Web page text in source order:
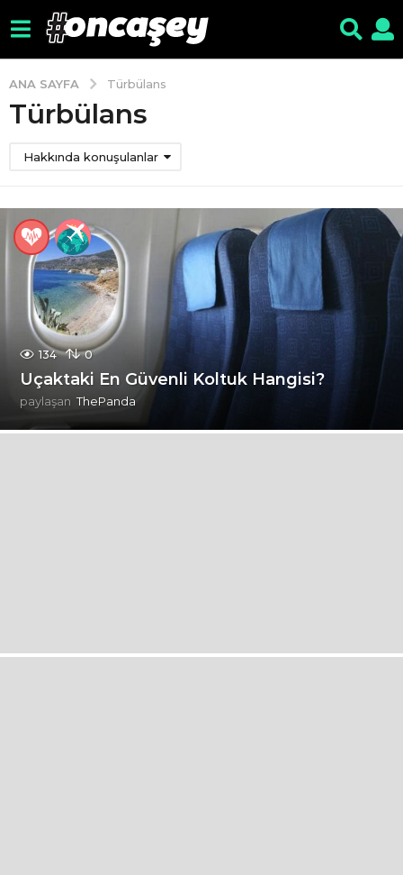
ANA SAYFA Türbülans
Türbülans
Hakkında konuşulanlar
134 0
Uçaktaki En Güvenli Koltuk Hangisi?
paylaşan ThePanda